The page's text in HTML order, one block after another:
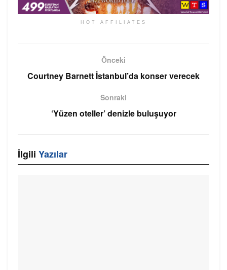
HOT AFFILIATES
Önceki
Courtney Barnett İstanbul’da konser verecek
Sonraki
‘Yüzen oteller’ denizle buluşuyor
İlgili Yazılar